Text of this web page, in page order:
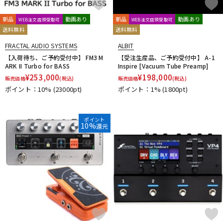
N
Neo Instruments Neural DSP NEXI Noah’sark
NOBELS
Noel
NUX
O
OKKO OLD BLOOD NOISE ENDEAVORS
One Control
OOPEGG
Orange
ORGANIC SOUNDS
ORIGIN EFFECTS
Ovaltone Oyaide
P
Papa Goriot Studios
Paul Cochrane
Pedal Train
PJB（Phil Jones Bass）
Positive Grid
POWER-ALL Pro-co
Protection Racket
Providence
Pueblo Audio
R
Rainger FX Red House
RedWitch
RESONANT ELECTRONIC DESIGN
Retro-Sonic
Reunion Blues
RevoL effects
REVV RJM RMC
Rocktron
Roland ROSS
新品 WEB注文店頭受取可
動画あり
送料無料
FRACTAL AUDIO SYSTEMS
【入荷待ち、ご予約受付中】 FM3 M
ARK II Turbo for BASS
販売価格¥253,000(税込)
ポイント：10% (23000pt)
新品 WEB注文店頭受取可
動画あり
送料無料
ALBIT
【受注生産品、ご予約受付中】 A-1
Inspire [Vacuum Tube Preamp]
販売価格¥198,000(税込)
ポイント：1%(1800pt)
ポイント
10%還元